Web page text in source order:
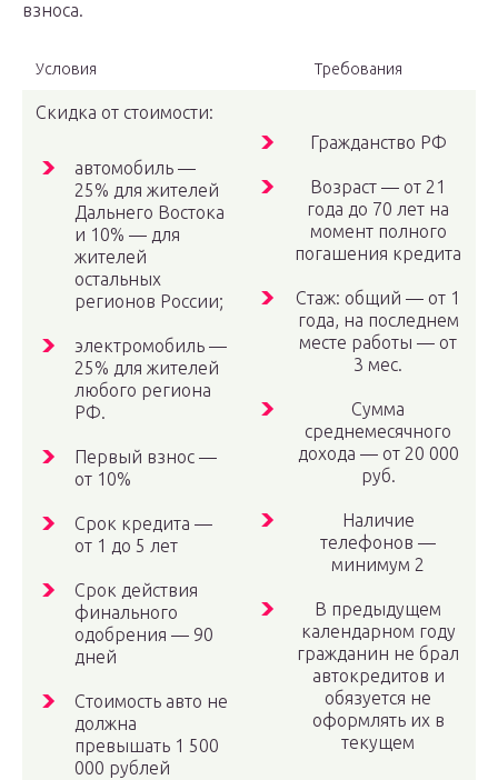
взноса.
Условия Требования
Скидка от стоимости:
автомобиль —
25% для жителей
Дальнего Востока
и 10% — для
жителей
остальных
регионов России;
электромобиль —
25% для жителей
любого региона
РФ.
Первый взнос —
от 10%
Срок кредита —
от 1 до 5 лет
Срок действия
финального
одобрения — 90
дней
Стоимость авто не
должна
превышать 1 500
000 рублей
Гражданство РФ
Возраст — от 21
года до 70 лет на
момент полного
погашения кредита
Стаж: общий — от 1
года, на последнем
месте работы — от
3 мес.
Сумма
среднемесячного
дохода — от 20 000
руб.
Наличие
телефонов —
минимум 2
В предыдущем
календарном году
гражданин не брал
автокредитов и
обязуется не
оформлять их в
текущем